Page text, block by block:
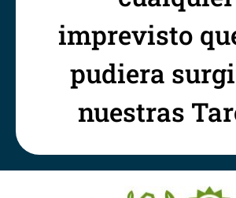
imprevisto
pudiera
nuestras